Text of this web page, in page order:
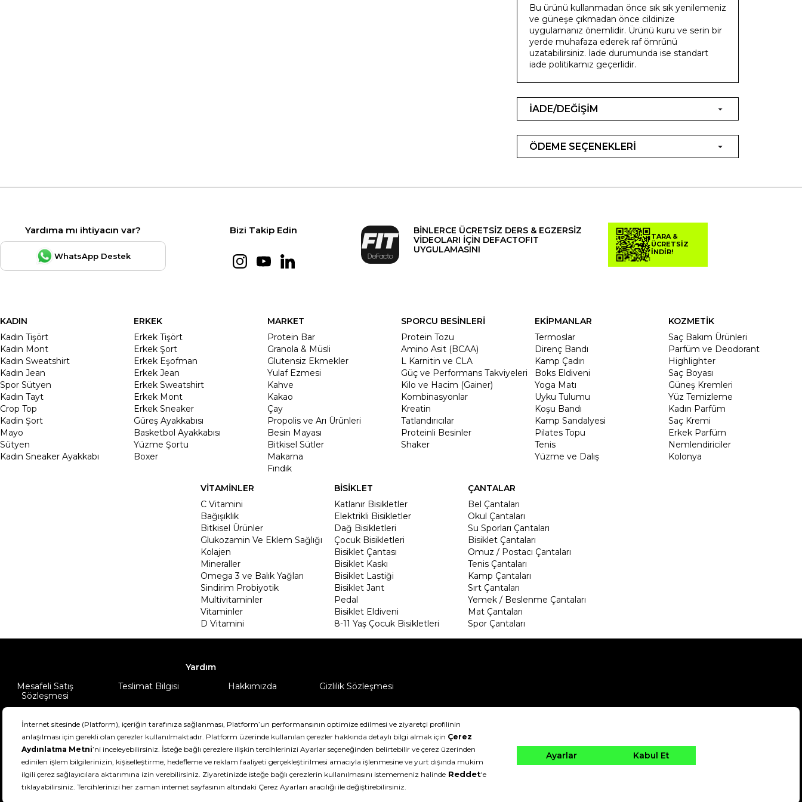
Bu ürünü kullanmadan önce sık sık yenilemeniz
ve güneşe çıkmadan önce cildinize
uygulamanız önemlidir. Ürünü kuru ve serin bir
yerde muhafaza ederek raf ömrünü
uzatabilirsiniz. İade durumunda ise standart
iade politikamız geçerlidir.
İADE/DEĞİŞİM
ÖDEME SEÇENEKLERİ
Yardıma mı ihtiyacın var?
WhatsApp Destek
Bizi Takip Edin
BİNLERCE ÜCRETSİZ DERS & EGZERSİZ
VİDEOLARI İÇİN DEFACTOFIT
UYGULAMASINI
TARA &
ÜCRETSİZ
İNDİR!
KADIN
Kadın Tişört
Kadın Mont
Kadın Sweatshirt
Kadın Jean
Spor Sütyen
Kadın Tayt
Crop Top
Kadin Şort
Mayo
Sütyen
Kadın Sneaker Ayakkabı
ERKEK
Erkek Tişört
Erkek Şort
Erkek Eşofman
Erkek Jean
Erkek Sweatshirt
Erkek Mont
Erkek Sneaker
Güreş Ayakkabısı
Basketbol Ayakkabısı
Yüzme Şortu
Boxer
MARKET
Protein Bar
Granola & Müsli
Glutensiz Ekmekler
Yulaf Ezmesi
Kahve
Kakao
Çay
Propolis ve Arı Ürünleri
Besin Mayası
Bitkisel Sütler
Makarna
Fındık
SPORCU BESİNLERİ
Protein Tozu
Amino Asit (BCAA)
L Karnitin ve CLA
Güç ve Performans Takviyeleri
Kilo ve Hacim (Gainer)
Kombinasyonlar
Kreatin
Tatlandırıcılar
Proteinli Besinler
Shaker
EKİPMANLAR
Termoslar
Direnç Bandı
Kamp Çadırı
Boks Eldiveni
Yoga Matı
Uyku Tulumu
Koşu Bandı
Kamp Sandalyesi
Pilates Topu
Tenis
Yüzme ve Dalış
KOZMETİK
Saç Bakım Ürünleri
Parfüm ve Deodorant
Highlighter
Saç Boyası
Güneş Kremleri
Yüz Temizleme
Kadın Parfüm
Saç Kremi
Erkek Parfüm
Nemlendiriciler
Kolonya
VİTAMİNLER
C Vitamini
Bağışıklık
Bitkisel Ürünler
Glukozamin Ve Eklem Sağlığı
Kolajen
Mineraller
Omega 3 ve Balık Yağları
Sindirim Probiyotik
Multivitaminler
Vitaminler
D Vitamini
BİSİKLET
Katlanır Bisikletler
Elektrikli Bisikletler
Dağ Bisikletleri
Çocuk Bisikletleri
Bisiklet Çantası
Bisiklet Kaskı
Bisiklet Lastiği
Bisiklet Jant
Pedal
Bisiklet Eldiveni
8-11 Yaş Çocuk Bisikletleri
ÇANTALAR
Bel Çantaları
Okul Çantaları
Su Sporları Çantaları
Bisiklet Çantaları
Omuz / Postacı Çantaları
Tenis Çantaları
Kamp Çantaları
Sırt Çantaları
Yemek / Beslenme Çantaları
Mat Çantaları
Spor Çantaları
Yardım
Mesafeli Satış
Sözleşmesi
Teslimat Bilgisi Hakkımızda Gizlilik Sözleşmesi
DeFactoFIT ©️ 2022-2026. Tüm hakları saklıdır.